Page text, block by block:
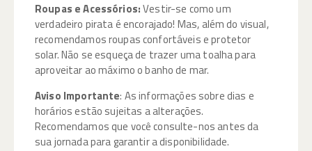
Roupas e Acessórios:Vestir-se como um
verdadeiro pirata é encorajado! Mas, além do visual,
recomendamos roupas confortáveis e protetor
solar. Não se esqueça de trazer uma toalha para
aproveitar ao máximo o banho de mar.
Aviso Importante: As informações sobre dias e
horários estão sujeitas a alterações.
Recomendamos que você consulte-nos antes da
sua jornada para garantir a disponibilidade.